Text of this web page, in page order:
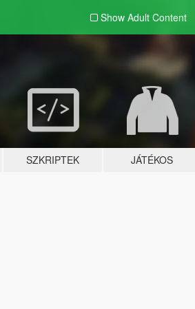
Show Adult Content
SZKRIPTEK JÁTÉKOS